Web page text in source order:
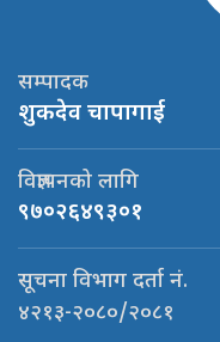
सम्पादक
शुकदेव चापागाई
विज्ञापनको लागि
९७०२६४९३०१
सूचना विभाग दर्ता नं.
४२१३-२०८०/२०८१